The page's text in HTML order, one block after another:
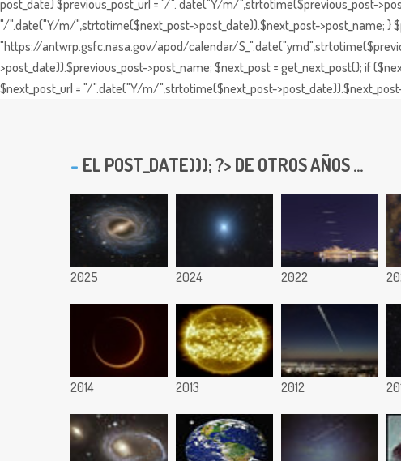
post_date) $previous_post_url = "/". date("Y/m/",strtotime($previous_post-
"/".date("Y/m/",strtotime($next_post->post_date)).$next_post->post_name; }
"https://antwrp.gsfc.nasa.gov/apod/calendar/
>post_date)).$previous_post->post_name; $next_post = get_next_post(); if
$next_post_url = "/".date("Y/m/",strtotime($next_post-
EL POST_DATE))); ?> DE OTROS AÑOS ...
2025 2024 2022
2014 2013 2012